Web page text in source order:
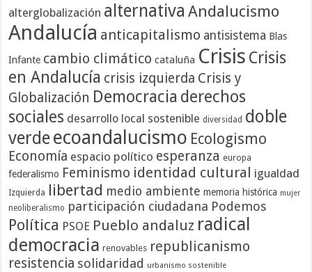
alterglobalización alternativa Andalucismo
Andalucía anticapitalismo antisistema Blas
Infante cambio climático cataluña Crisis Crisis
en Andalucía crisis izquierda Crisis y
Globalización Democracia derechos
sociales desarrollo local sostenible diversidad doble
verdeecoandalucismo Ecologismo
Economía espacio político esperanza europa
federalismo Feminismo identidad cultural igualdad
Izquierda libertad medio ambiente memoria histórica mujer
neoliberalismo participación ciudadana Podemos
Política PSOE Pueblo andaluz radical
democracia renovables republicanismo
resistencia solidaridad urbanismo sostenible